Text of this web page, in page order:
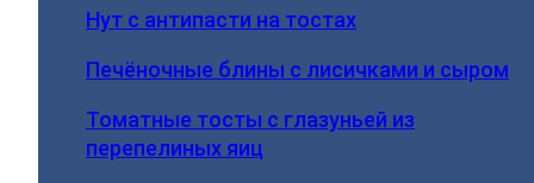
Нут с антипасти на тостах
Печёночные блины с лисичками и сыром
Томатные тосты с глазуньей из
перепелиных яиц